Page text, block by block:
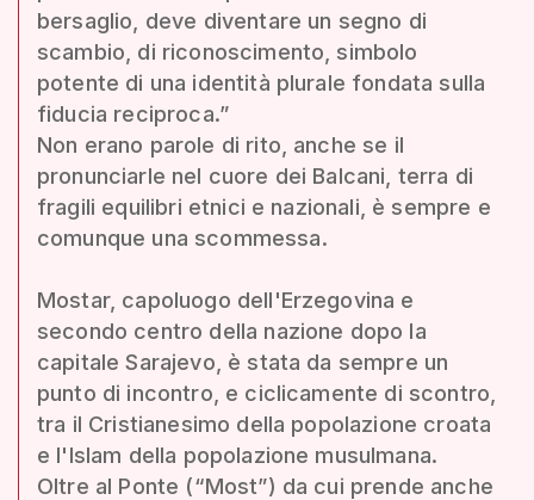
bersaglio, deve diventare un segno di
scambio, di riconoscimento, simbolo
potente di una identità plurale fondata sulla
fiducia reciproca.”
Non erano parole di rito, anche se il
pronunciarle nel cuore dei Balcani, terra di
fragili equilibri etnici e nazionali, è sempre e
comunque una scommessa.
Mostar, capoluogo dell'Erzegovina e
secondo centro della nazione dopo la
capitale Sarajevo, è stata da sempre un
punto di incontro, e ciclicamente di scontro,
tra il Cristianesimo della popolazione croata
e l'Islam della popolazione musulmana.
Oltre al Ponte (“Most”) da cui prende anche